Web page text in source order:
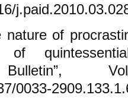
of
of
0033-